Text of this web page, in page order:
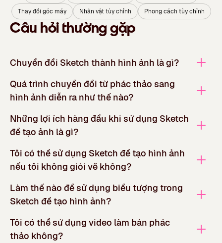
Thay đổi góc máy
Nhân vật tùy chỉnh Phong cách tùy chỉnh
Câu hỏi thường gặp
Chuyển đổi Sketch thành hình ảnh là gì?
Quá trình chuyển đổi từ phác thảo sang
hình ảnh diễn ra như thế nào?
Những lợi ích hàng đầu khi sử dụng Sketch
để tạo ảnh là gì?
Tôi có thể sử dụng Sketch để tạo hình ảnh
nếu tôi không giỏi vẽ không?
Làm thế nào để sử dụng biểu tượng trong
Sketch để tạo hình ảnh?
Tôi có thể sử dụng video làm bản phác
thảo không?